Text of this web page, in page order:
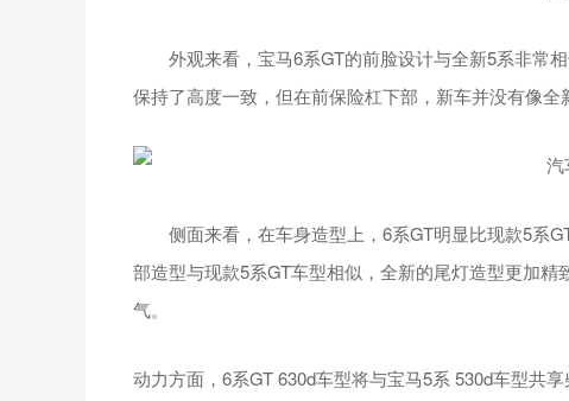
外观来看，宝马6系GT的前脸设计与全新5系非常
保持了高度一致，但在前保险杠下部，新车并没有像全
侧面来看，在车身造型上，6系GT明显比现款5系
部造型与现款5系GT车型相似，全新的尾灯造型更加
气。
动力方面，6系GT 630d车型将与宝马5系 530d车型共